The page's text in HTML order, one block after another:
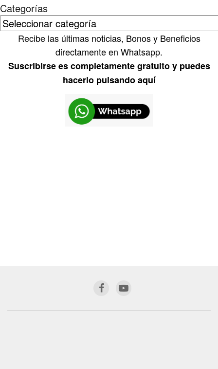
Categorías
Recibe las últimas noticias, Bonos y Beneficios
directamente en Whatsapp.
Suscribirse es completamente gratuito y puedes
hacerlo pulsando aquí